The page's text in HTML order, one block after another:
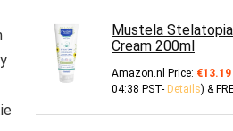
Mustela
Cream 200ml
Amazon.nl Price: €13.19
04:38 PST- Details) &